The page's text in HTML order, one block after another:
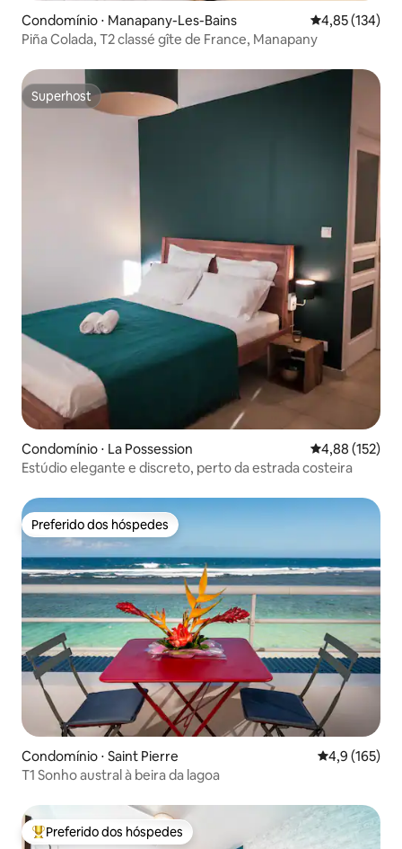
Condomínio ⋅ Manapany-Les-Bains 4,85 de uma
4,85 (134)
Piña Colada, T2 classé gîte de France, Manapany
Superhost
Superhost
Condomínio ⋅ La Possession 4,88 de uma
4,88 (152)
Estúdio elegante e discreto, perto da estrada costeira
Preferido dos hóspedes
Preferido dos hóspedes
Condomínio ⋅ Saint Pierre 4,9 de uma
4,9 (165)
T1 Sonho austral à beira da lagoa
Entre os melhores preferidos dos hóspedes
Preferido dos hóspedes